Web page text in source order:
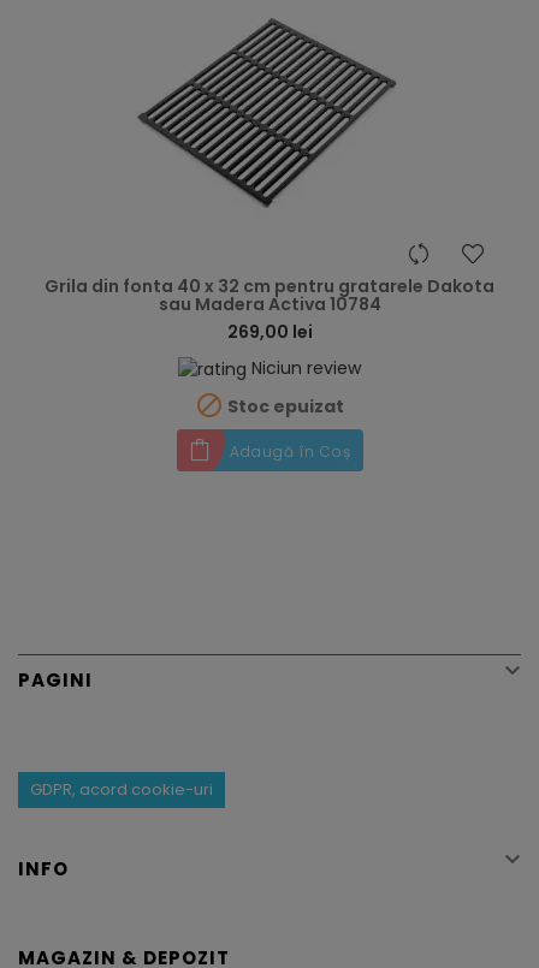
Grila din fonta 40 x 32 cm pentru gratarele Dakota
sau Madera Activa 10784
269,00 lei
Niciun review
 Stoc epuizat
Adaugă în Coș
PAGINI 
GDPR, acord cookie-uri
INFO 
MAGAZIN & DEPOZIT